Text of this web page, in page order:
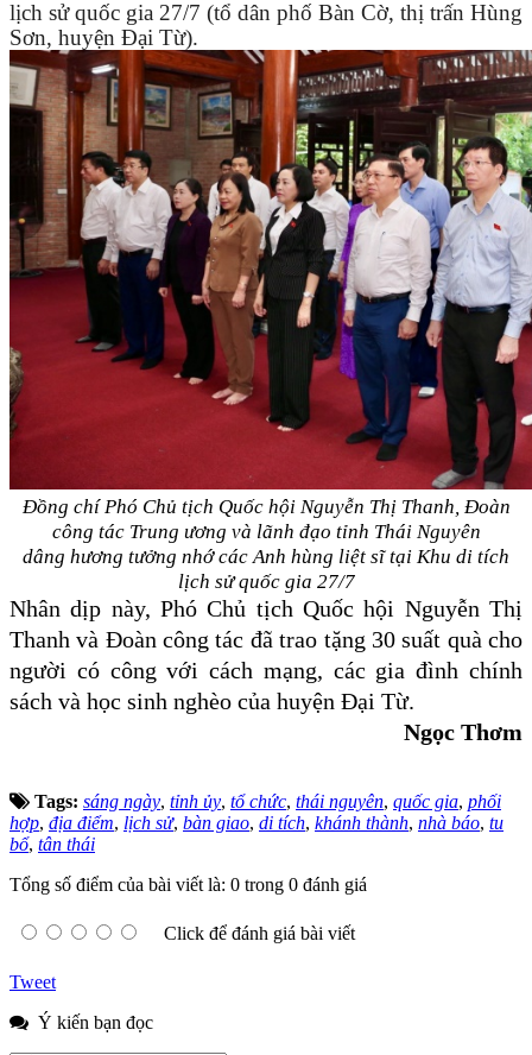
lịch sử quốc gia 27/7 (tổ dân phố Bàn Cờ, thị trấn Hùng
Sơn, huyện Đại Từ).
Đồng chí Phó Chủ tịch Quốc hội Nguyễn Thị Thanh, Đoàn
công tác Trung ương và lãnh đạo tỉnh Thái Nguyên
dâng hương tưởng nhớ các Anh hùng liệt sĩ tại Khu di tích
lịch sử quốc gia 27/7
Nhân dịp này, Phó Chủ tịch Quốc hội Nguyễn Thị
Thanh và Đoàn công tác đã trao tặng 30 suất quà cho
người có công với cách mạng, các gia đình chính
sách và học sinh nghèo của huyện Đại Từ.
Ngọc Thơm
Tags: sáng ngày, tỉnh ủy, tổ chức, thái nguyên, quốc gia, phối
hợp, địa điểm, lịch sử, bàn giao, di tích, khánh thành, nhà báo, tu
bổ, tân thái
Tổng số điểm của bài viết là: 0 trong 0 đánh giá
Click để đánh giá bài viết
Tweet
Ý kiến bạn đọc